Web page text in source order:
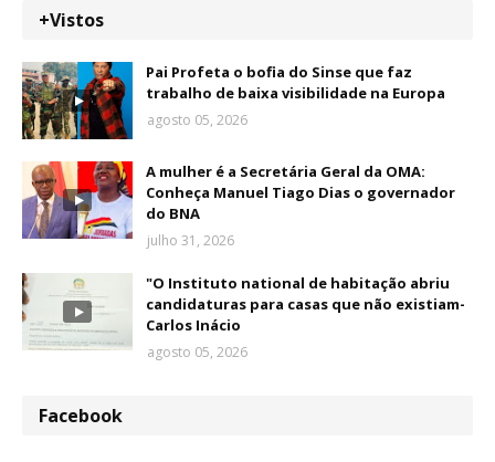
+Vistos
Pai Profeta o bofia do Sinse que faz
trabalho de baixa visibilidade na Europa
agosto 05, 2026
A mulher é a Secretária Geral da OMA:
Conheça Manuel Tiago Dias o governador
do BNA
julho 31, 2026
"O Instituto national de habitação abriu
candidaturas para casas que não existiam-
Carlos Inácio
agosto 05, 2026
Facebook